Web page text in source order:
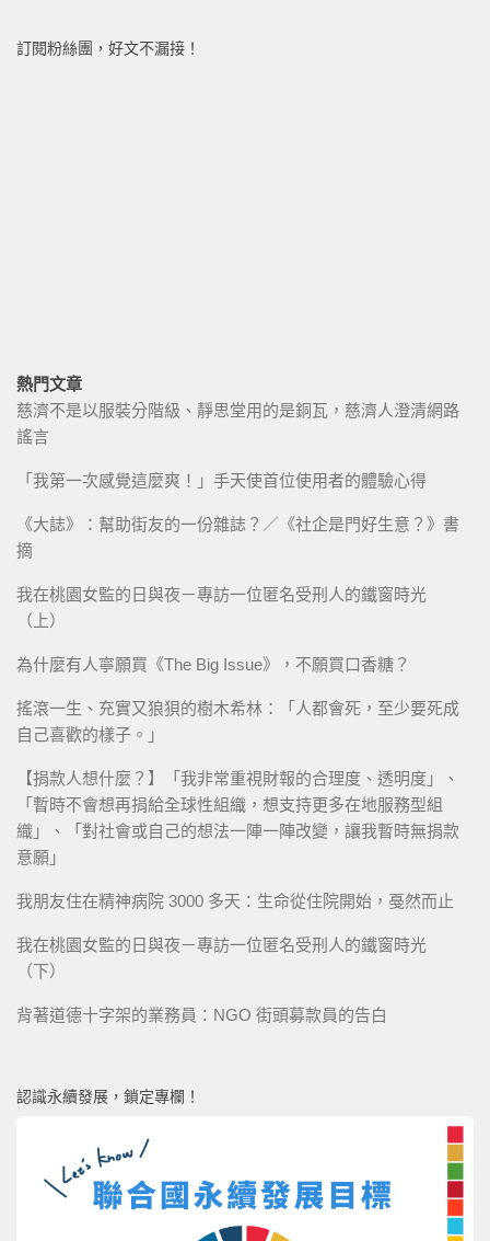
訂閱粉絲團，好文不漏接！
熱門文章
慈濟不是以服裝分階級、靜思堂用的是銅瓦，慈濟人澄清網路
謠言
「我第一次感覺這麼爽！」手天使首位使用者的體驗心得
《大誌》：幫助街友的一份雜誌？／《社企是門好生意？》書
摘
我在桃園女監的日與夜－專訪一位匿名受刑人的鐵窗時光
（上）
為什麼有人寧願買《The Big Issue》，不願買口香糖？
搖滾一生、充實又狼狽的樹木希林：「人都會死，至少要死成
自己喜歡的樣子。」
【捐款人想什麼？】「我非常重視財報的合理度、透明度」、
「暫時不會想再捐給全球性組織，想支持更多在地服務型組
織」、「對社會或自己的想法一陣一陣改變，讓我暫時無捐款
意願」
我朋友住在精神病院 3000 多天：生命從住院開始，戞然而止
我在桃園女監的日與夜－專訪一位匿名受刑人的鐵窗時光
（下）
背著道德十字架的業務員：NGO 街頭募款員的告白
認識永續發展，鎖定專欄！